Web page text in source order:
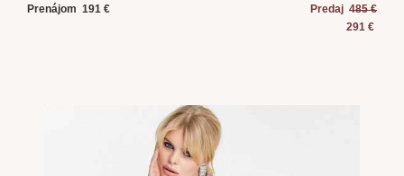
Prenájom 191 € Predaj 485 €
291 €